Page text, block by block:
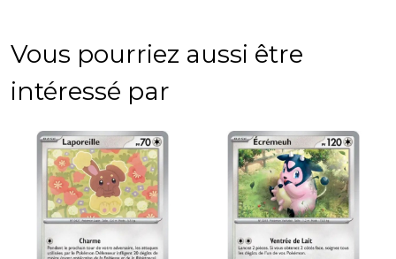
Vous pourriez aussi être
intéressé par